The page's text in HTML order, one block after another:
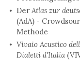
Der Atlas zur
(AdA) -
Methode
Vivaio Acustico
Dialetti d'Italia